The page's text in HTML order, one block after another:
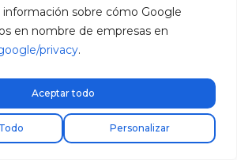
información sobre cómo Google
en nombre de empresas en
privacy.
Personalizar
Aceptar todo
y un saludo
2024 a las 8:12 am
Encuentra tu instalador